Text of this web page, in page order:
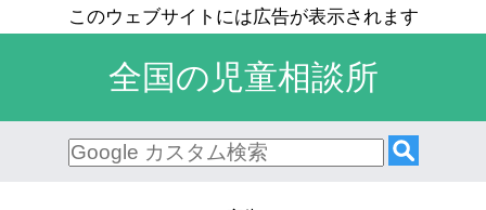
全国の児童相談所